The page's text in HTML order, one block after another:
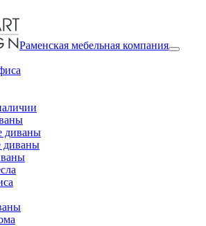
Раменская мебельная компания
диваны
диваны